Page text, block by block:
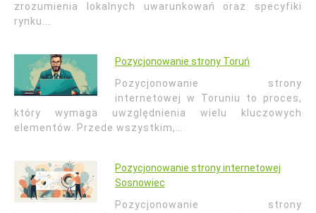
zrozumienia lokalnych uwarunkowań oraz specyfiki
rynku.…
Pozycjonowanie strony Toruń
Pozycjonowanie strony
internetowej w Toruniu to proces,
który wymaga uwzględnienia wielu kluczowych
elementów. Przede wszystkim,…
Pozycjonowanie strony internetowej
Sosnowiec
Pozycjonowanie strony